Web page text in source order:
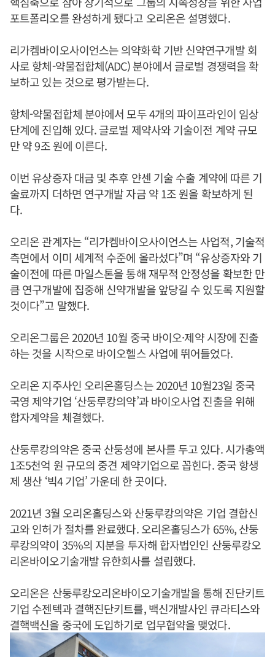
포트폴리오를 완성하게 됐다고 오리온은 설명했다.
리가켐바이오사이언스는 의약화학 기반 신약연구개발 회
사로 항체-약물접합체(ADC) 분야에서 글로벌 경쟁력을 확
보하고 있는 것으로 평가받는다.
항체-약물접합체 분야에서 모두 4개의 파이프라인이 임상
단계에 진입해 있다. 글로벌 제약사와 기술이전 계약 규모
만 약 9조 원에 이른다.
이번 유상증자 대금 및 추후 얀센 기술 수출 계약에 따른 기
술료까지 더하면 연구개발 자금 약 1조 원을 확보하게 된
다.
오리온 관계자는 “리가켐바이오사이언스는 사업적, 기술적
측면에서 이미 세계적 수준에 올라섰다”며 “유상증자와 기
술이전에 따른 마일스톤을 통해 재무적 안정성을 확보한 만
큼 연구개발에 집중해 신약개발을 앞당길 수 있도록 지원할
것이다”고 말했다.
오리온그룹은 2020년 10월 중국 바이오·제약 시장에 진출
하는 것을 시작으로 바이오헬스 사업에 뛰어들었다.
오리온 지주사인 오리온홀딩스는 2020년 10월23일 중국
국영 제약기업 ‘산둥루캉의약’과 바이오사업 진출을 위해
합자계약을 체결했다.
산둥루캉의약은 중국 산둥성에 본사를 두고 있다. 시가총액
1조5천억 원 규모의 중견 제약기업으로 꼽힌다. 중국 항생
제 생산 ‘빅4 기업’ 가운데 한 곳이다.
2021년 3월 오리온홀딩스와 산둥루캉의약은 기업 결합신
고와 인허가 절차를 완료했다. 오리온홀딩스가 65%, 산둥
루캉의약이 35%의 지분을 투자해 합자법인인 산둥루캉오
리온바이오기술개발 유한회사를 설립했다.
오리온은 산둥루캉오리온바이오기술개발을 통해 진단키트
기업 수젠텍과 결핵진단키트를, 백신개발사인 큐라티스와
결핵백신을 중국에 도입하기로 업무협약을 맺었다.